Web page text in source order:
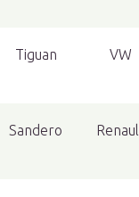
Tiguan VW
Sandero